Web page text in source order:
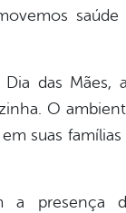
saúde
das Mães,
O
suas famílias
a presença